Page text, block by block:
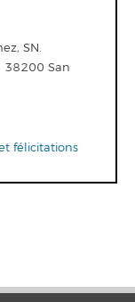
SN.
38200 San
félicitations